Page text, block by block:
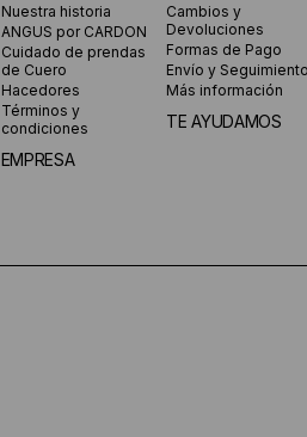
Nuestra historia
ANGUS por CARDON
Cuidado de prendas
de Cuero
Hacedores
Términos y
condiciones
EMPRESA
Cambios y
Devoluciones
Formas de Pago
Envío y Seguimiento
Más información
TE AYUDAMOS